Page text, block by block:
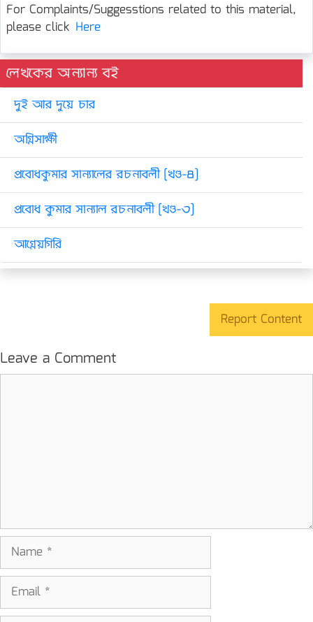
For Complaints/Suggesstions related to this material,
please click Here
লেখকের অন্যান্য বই
দুই আর দুয়ে চার
অগ্নিসাক্ষী
প্রবোধকুমার সান্যালের রচনাবলী [খণ্ড-৪]
প্রবোধ কুমার সান্যাল রচনাবলী [খণ্ড-৩]
আগ্নেয়গিরি
Report Content
Leave a Comment
Name
Email